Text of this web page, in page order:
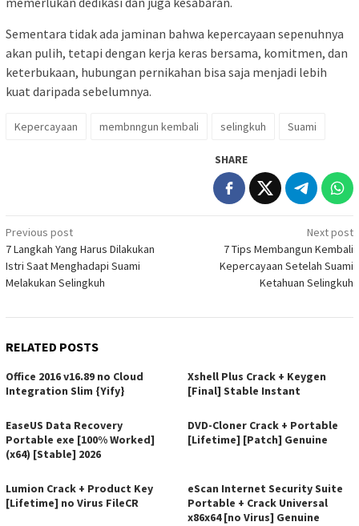
Sementara tidak ada jaminan bahwa kepercayaan sepenuhnya
akan pulih, tetapi dengan kerja keras bersama, komitmen, dan
keterbukaan, hubungan pernikahan bisa saja menjadi lebih
kuat daripada sebelumnya.
Kepercayaan membnngun kembali selingkuh Suami
SHARE
Post
navigation
Previous post
7 Langkah Yang Harus Dilakukan
Istri Saat Menghadapi Suami
Melakukan Selingkuh
Next post
7 Tips Membangun Kembali
Kepercayaan Setelah Suami
Ketahuan Selingkuh
RELATED POSTS
Office 2016 v16.89 no Cloud
Integration Slim {Yify}
Xshell Plus Crack + Keygen
[Final] Stable Instant
EaseUS Data Recovery
Portable exe [100% Worked]
(x64) [Stable] 2026
DVD-Cloner Crack + Portable
[Lifetime] [Patch] Genuine
Lumion Crack + Product Key
[Lifetime] no Virus FileCR
eScan Internet Security Suite
Portable + Crack Universal
x86x64 [no Virus] Genuine